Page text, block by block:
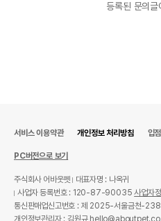
등록된 문의
서비스 이용약관 개인정보 처리방침 입
PC버전으로 보기
주식회사 어바웃펫
대표자명 : 나옥귀
사업자 등록번호 : 120-87-90035사업자
통신판매업신고번호 : 제 2025-서울금천-
개인정보관리자 : 김원규